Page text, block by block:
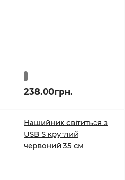
238.00грн.
Нашийник світиться з
USB S круглий
червоний 35 см